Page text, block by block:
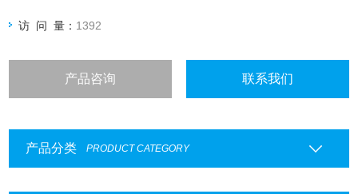
访 问 量： 1392
产品咨询 联系我们
产品分类 PRODUCT CATEGORY